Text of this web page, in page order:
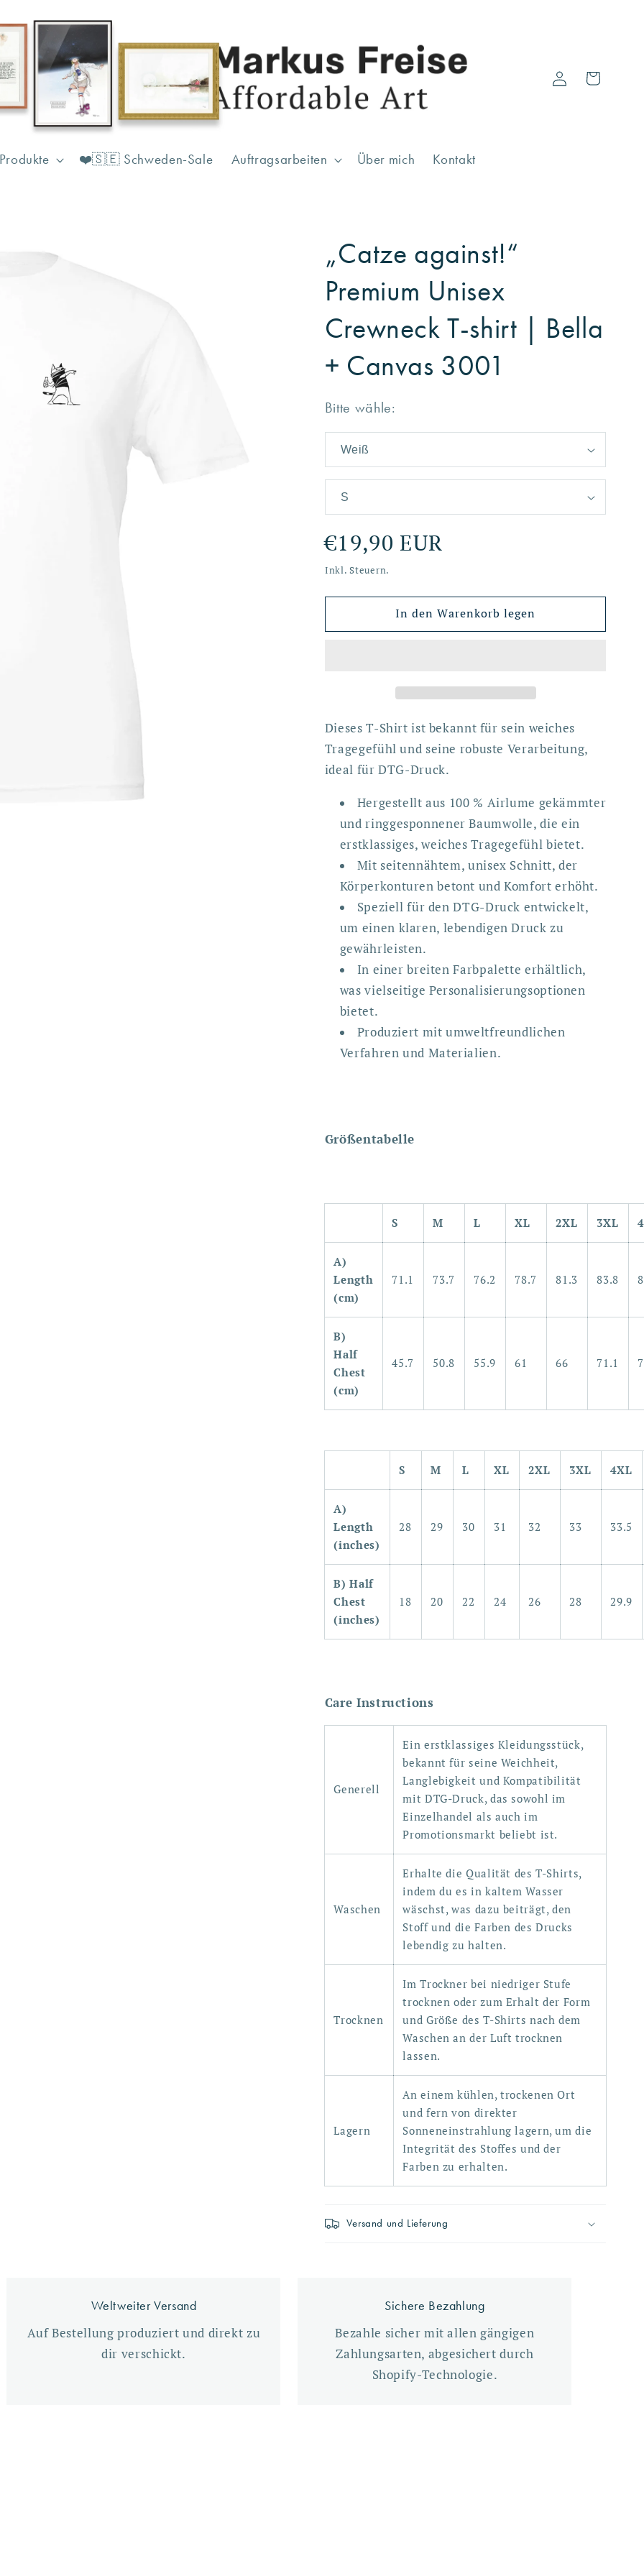
❤️🇸🇪 Schweden-Sale Auftragsarbeiten Über mich Kontakt
Einloggen
Warenkorb
„Catze against!“
Premium Unisex
Crewneck T-shirt | Bella
+ Canvas 3001
Bitte wähle:
Normaler
Preis
€19,90 EUR
Inkl. Steuern.
In den Warenkorb legen
Dieses T-Shirt ist bekannt für sein weiches
Tragegefühl und seine robuste Verarbeitung,
ideal für DTG-Druck.
Hergestellt aus 100 % Airlume gekämmter
und ringgesponnener Baumwolle, die ein
erstklassiges, weiches Tragegefühl bietet.
Mit seitennähtem, unisex Schnitt, der
Körperkonturen betont und Komfort erhöht.
Speziell für den DTG-Druck entwickelt,
um einen klaren, lebendigen Druck zu
gewährleisten.
In einer breiten Farbpalette erhältlich,
was vielseitige Personalisierungsoptionen
bietet.
Produziert mit umweltfreundlichen
Verfahren und Materialien.
Größentabelle
S M L XL 2XL 3XL
A)
Length
(cm)
71.1 73.7 76.2 78.7 81.3 83.8
B)
Half
Chest
(cm)
45.7 50.8 55.9 61 66 71.1
S M L XL 2XL 3XL 4XL
A)
Length
(inches)
28 29 30 31 32 33 33.5
B) Half
Chest
(inches)
18 20 22 24 26 28 29.9
Care Instructions
Generell
Ein erstklassiges Kleidungsstück,
bekannt für seine Weichheit,
Langlebigkeit und Kompatibilität
mit DTG-Druck, das sowohl im
Einzelhandel als auch im
Promotionsmarkt beliebt ist.
Waschen
Erhalte die Qualität des T-Shirts,
indem du es in kaltem Wasser
wäschst, was dazu beiträgt, den
Stoff und die Farben des Drucks
lebendig zu halten.
Trocknen
Im Trockner bei niedriger Stufe
trocknen oder zum Erhalt der Form
und Größe des T-Shirts nach dem
Waschen an der Luft trocknen
lassen.
Lagern
An einem kühlen, trockenen Ort
und fern von direkter
Sonneneinstrahlung lagern, um die
Integrität des Stoffes und der
Farben zu erhalten.
Versand und Lieferung
Weltweiter Versand
Auf Bestellung produziert und direkt zu
dir verschickt.
Sichere Bezahlung
Bezahle sicher mit allen gängigen
Zahlungsarten, abgesichert durch
Shopify-Technologie.